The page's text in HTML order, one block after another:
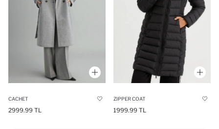
CACHET
2999.99 TL
ZIPPER COAT
1999.99 TL